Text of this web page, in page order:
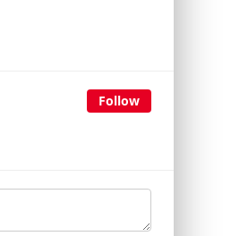
Follow